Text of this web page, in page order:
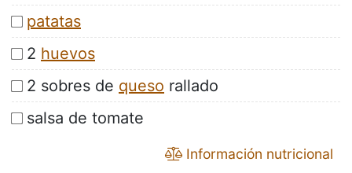
patatas
2 huevos
2 sobres de queso rallado
salsa de tomate
Información nutricional